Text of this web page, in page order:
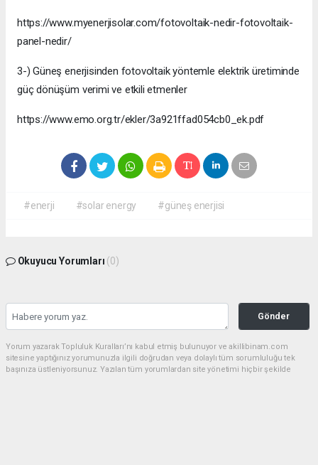
https://www.myenerjisolar.com/fotovoltaik-nedir-fotovoltaik-
panel-nedir/
3-) Güneş enerjisinden fotovoltaik yöntemle elektrik üretiminde
güç dönüşüm verimi ve etkili etmenler
https://www.emo.org.tr/ekler/3a921ffad054cb0_ek.pdf
#enerji #solar energy #güneş enerjisi
Okuyucu Yorumları (0)
Gönder
Yorum yazarak Topluluk Kuralları’nı kabul etmiş bulunuyor ve akillibinam.com
sitesine yaptığınız yorumunuzla ilgili doğrudan veya dolaylı tüm sorumluluğu tek
başınıza üstleniyorsunuz. Yazılan tüm yorumlardan site yönetimi hiçbir şekilde